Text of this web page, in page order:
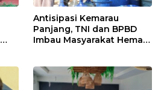
Antisipasi Kemarau
Panjang, TNI dan BPBD
Imbau Masyarakat Hemat